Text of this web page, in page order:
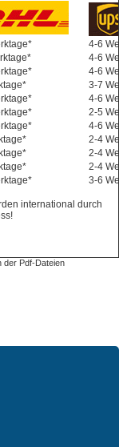
4-6
4-6
4-6
3-7
4-6
2-5
4-6
2-4
2-4
2-4
3-6
international durch
der Pdf-Dateien